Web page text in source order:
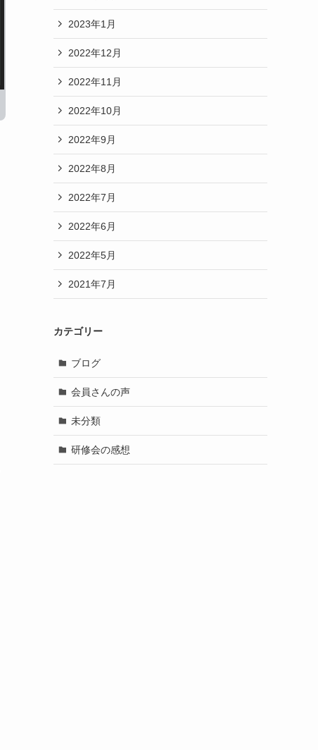
2023年1月
2022年12月
2022年11月
2022年10月
2022年9月
2022年8月
2022年7月
2022年6月
2022年5月
2021年7月
カテゴリー
ブログ
会員さんの声
未分類
研修会の感想